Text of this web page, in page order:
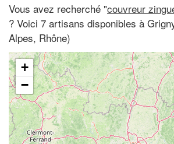
Vous avez recherché "couvreur
? Voici 7 artisans disponibles à
Alpes, Rhône)
+
−